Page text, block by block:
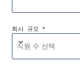
회사 규모 *
직원 수 선택